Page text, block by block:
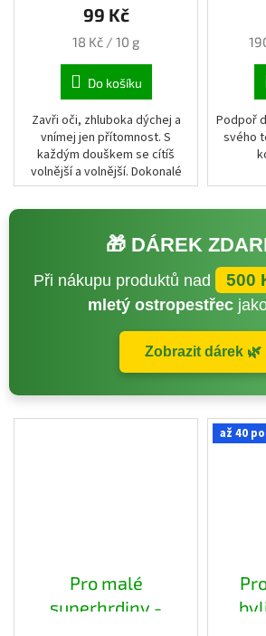
99 Kč
Měrná
18 Kč / 10 g
Do košíku
Zavři oči, zhluboka dýchej a
vnímej jen přítomnost. S
každým douškem se cítíš
volnější a volnější. Dokonalé
souznění bylin pro pocit
svobody.
Podpoř
svého
🎁 DÁREK
Při nákupu produktů nad 500
mletý ostropestřec
Zobrazit dárek 🌿
Pro malé
superhrdiny -
až 40